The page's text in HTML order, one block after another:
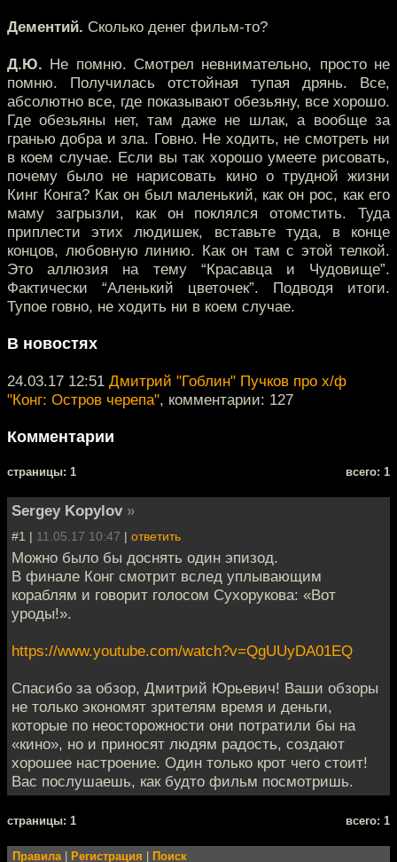
Дементий. Сколько денег фильм-то?
Д.Ю. Не помню. Смотрел невнимательно, просто не
помню. Получилась отстойная тупая дрянь. Все,
абсолютно все, где показывают обезьяну, все хорошо.
Где обезьяны нет, там даже не шлак, а вообще за
гранью добра и зла. Говно. Не ходить, не смотреть ни
в коем случае. Если вы так хорошо умеете рисовать,
почему было не нарисовать кино о трудной жизни
Кинг Конга? Как он был маленький, как он рос, как его
маму загрызли, как он поклялся отомстить. Туда
приплести этих людишек, вставьте туда, в конце
концов, любовную линию. Как он там с этой телкой.
Это аллюзия на тему “Красавца и Чудовище”.
Фактически “Аленький цветочек”. Подводя итоги.
Тупое говно, не ходить ни в коем случае.
В новостях
24.03.17 12:51 Дмитрий "Гоблин" Пучков про х/ф
"Конг: Остров черепа", комментарии: 127
Комментарии
cтраницы: 1 всего: 1
Sergey Kopylov »
#1 | 11.05.17 10:47 | ответить
Можно было бы доснять один эпизод.
В финале Конг смотрит вслед уплывающим
кораблям и говорит голосом Сухорукова: «Вот
уроды!».
https://www.youtube.com/watch?v=QgUUyDA01EQ
Спасибо за обзор, Дмитрий Юрьевич! Ваши обзоры
не только экономят зрителям время и деньги,
которые по неосторожности они потратили бы на
«кино», но и приносят людям радость, создают
хорошее настроение. Один только крот чего стоит!
Вас послушаешь, как будто фильм посмотришь.
cтраницы: 1 всего: 1
Правила| Регистрация Поиск